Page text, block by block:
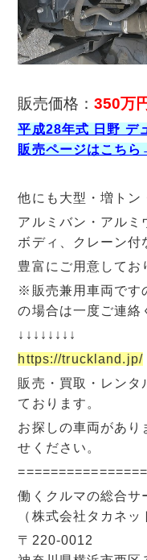
販売価格：350万
平成28年式 日野 デ
販売ページはこちら
他にも大型・増トン
アルミバン・アルミ
ボディ、クレーン
豊富にご用意してお
※販売兼用車両です
の場合は一度ご連絡
↓↓↓↓↓↓↓↓
https://truckland.jp/
販売・買取・レンタ
ております。
お探しの車両があり
せください。
働くクルマの総合
（株式会社タカネッ
〒220-0012